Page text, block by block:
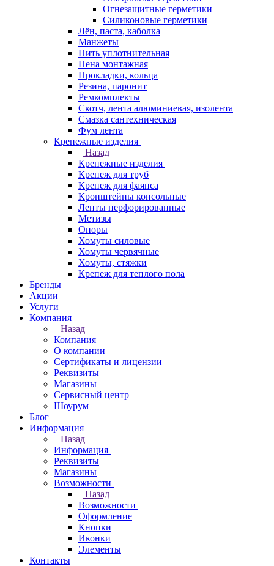
Огнезащитные герметики
Силиконовые герметики
Лён, паста, каболка
Манжеты
Нить уплотнительная
Пена монтажная
Прокладки, кольца
Резина, паронит
Ремкомплекты
Скотч, лента алюминиевая, изолента
Смазка сантехническая
Фум лента
Крепежные изделия
Назад
Крепежные изделия
Крепеж для труб
Крепеж для фаянса
Кронштейны консольные
Ленты перфорированные
Метизы
Опоры
Хомуты силовые
Хомуты червячные
Хомуты, стяжки
Крепеж для теплого пола
Бренды
Акции
Услуги
Компания
Назад
Компания
О компании
Сертификаты и лицензии
Реквизиты
Магазины
Сервисный центр
Шоурум
Блог
Информация
Назад
Информация
Реквизиты
Магазины
Возможности
Назад
Возможности
Оформление
Кнопки
Иконки
Элементы
Контакты